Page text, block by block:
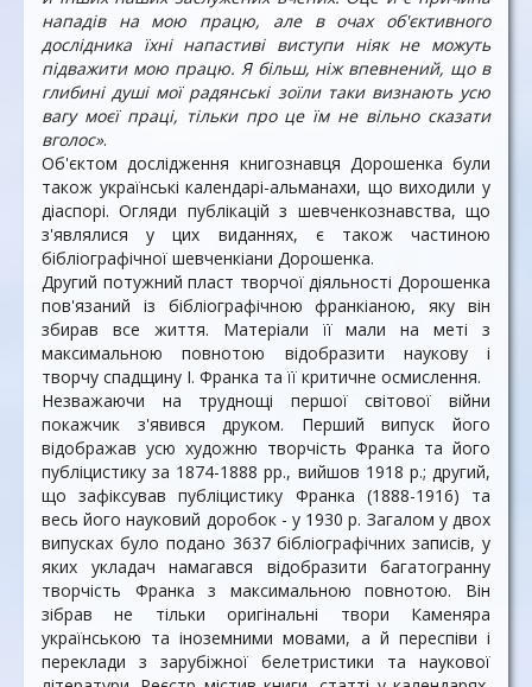
нападів на мою працю, але в очах об'єктивного
дослідника їхні напастиві виступи ніяк не можуть
підважити мою працю. Я більш, ніж впевнений, що в
глибині душі мої радянські зоїли таки визнають усю
вагу моєї праці, тільки про це їм не вільно сказати
вголос».
Об'єктом дослідження книгознавця Дорошенка були
також українські календарі-альманахи, що виходили у
діаспорі. Огляди публікацій з шевченкознавства, що
з'являлися у цих виданнях, є також частиною
бібліографічної шевченкіани Дорошенка.
Другий потужний пласт творчої діяльності Дорошенка
пов'язаний із бібліографічною франкіаною, яку він
збирав все життя. Матеріали її мали на меті з
максимальною повнотою відобразити наукову і
творчу спадщину І. Франка та її критичне осмислення.
Незважаючи на труднощі першої світової війни
покажчик з'явився друком. Перший випуск його
відображав усю художню творчість Франка та його
публіцистику за 1874-1888 рр., вийшов 1918 р.; другий,
що зафіксував публіцистику Франка (1888-1916) та
весь його науковий доробок - у 1930 р. Загалом у двох
випусках було подано 3637 бібліографічних записів, у
яких укладач намагався відобразити багатогранну
творчість Франка з максимальною повнотою. Він
зібрав не тільки оригінальні твори Каменяра
українською та іноземними мовами, а й переспіви і
переклади з зарубіжної белетристики та наукової